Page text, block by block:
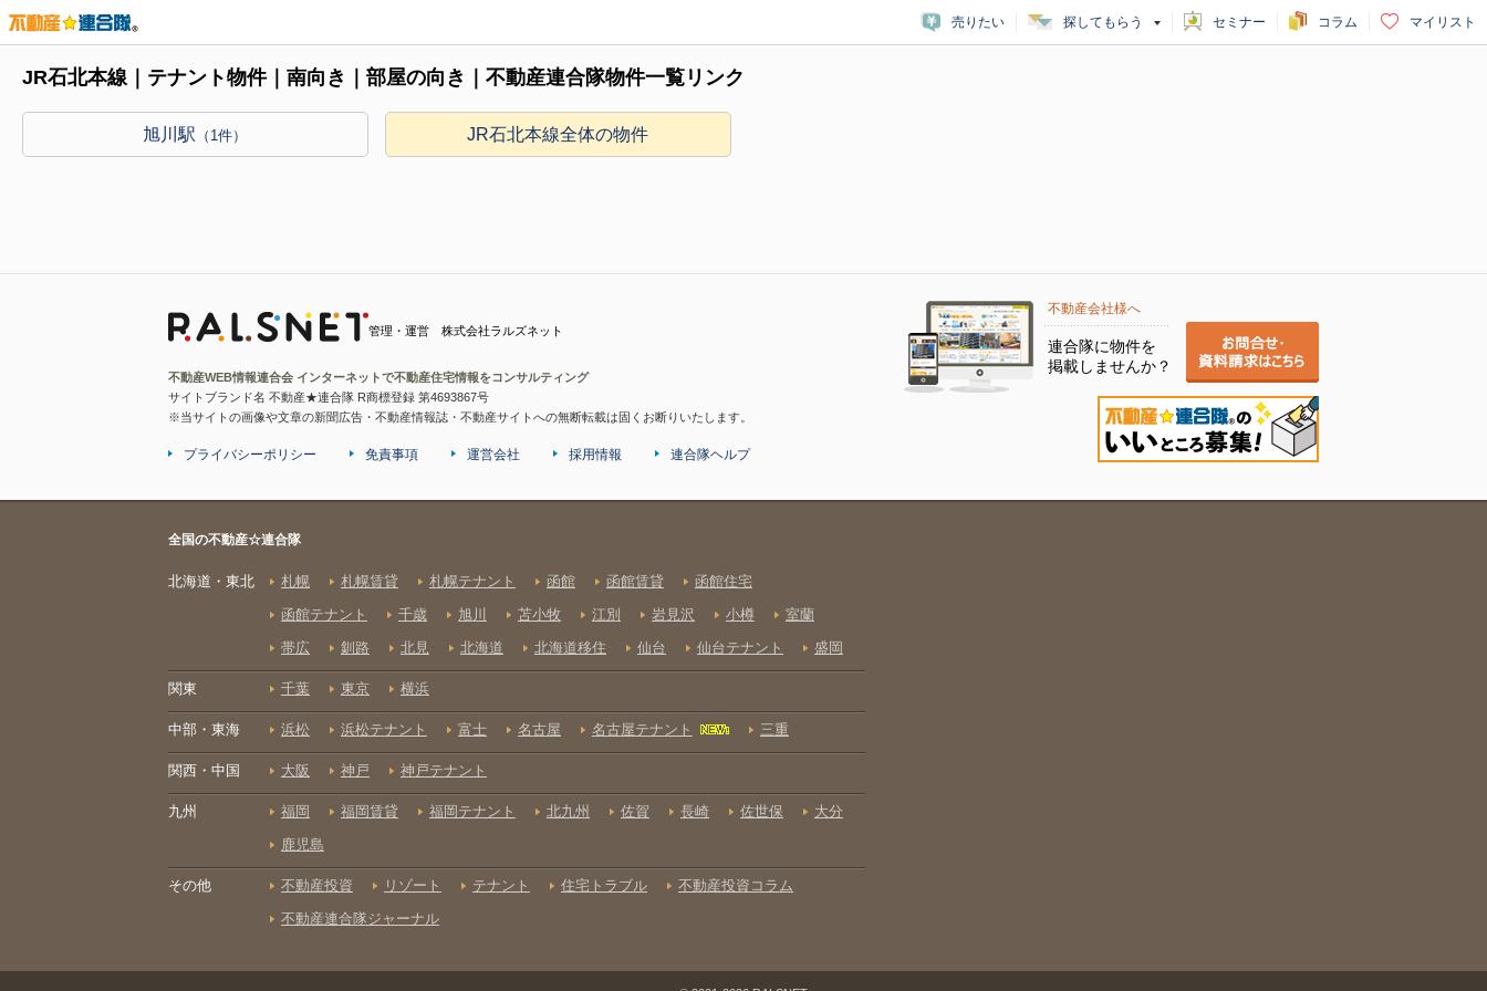
売りたい 探してもらう セミナー コラム マイリスト
JR石北本線｜テナント物件｜南向き｜部屋の向き｜不動産連合隊物件一覧リンク
旭川駅 （1件） JR石北本線全体の物件
管理・運営 株式会社ラルズネット
不動産WEB情報連合会 インターネットで不動産住宅情報をコンサルティング
サイトブランド名 不動産★連合隊 R商標登録 第4693867号
※当サイトの画像や文章の新聞広告・不動産情報誌・不動産サイトへの無断転載は固くお断りいたします。
不動産会社様へ
連合隊に物件を
掲載しませんか？
プライバシーポリシー 免責事項 運営会社 採用情報 連合隊ヘルプ